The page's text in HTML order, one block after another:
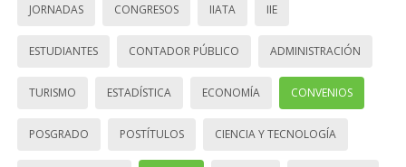
JORNADAS CONGRESOS IIATA IIE
ESTUDIANTES CONTADOR PÚBLICO ADMINISTRACIÓN
TURISMO ESTADÍSTICA ECONOMÍA CONVENIOS
POSGRADO POSTÍTULOS CIENCIA Y TECNOLOGÍA